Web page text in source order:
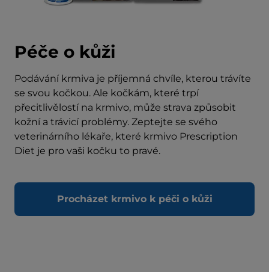
Péče o kůži
Podávání krmiva je příjemná chvíle, kterou trávíte
se svou kočkou. Ale kočkám, které trpí
přecitlivělostí na krmivo, může strava způsobit
kožní a trávicí problémy. Zeptejte se svého
veterinárního lékaře, které krmivo Prescription
Diet je pro vaši kočku to pravé.
Procházet krmivo k péči o kůži